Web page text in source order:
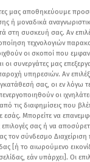
μας αποθηκεύουμε
ή μοναδικά
στη συσκευή σας. Αν
τεχνολογιών
οι σκοποί που
οι συνεργάτες μας
υπηρεσιών. Αν
σας, οι εν λόγω
οι
τις διαφημίσεις που
εσάς. Μπορείτε να
επιλογές σας ή να
τον σύνδεσμο
[ή το αιωρούμενο
εάν υπάρχει]. Οι